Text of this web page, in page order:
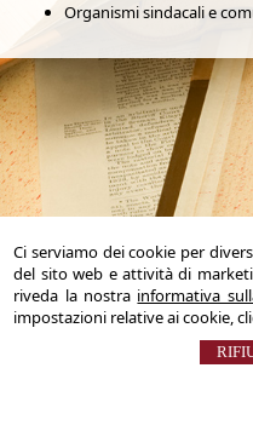
Ci serviamo dei cookie per
del sito web e attività di
riveda la nostra informativa
impostazioni relative ai cookie,
Organismi sindacali e
STUDIO NOTARILE SERGIO
Corso Re Umberto I n. 25 - 10015
Tel. 0125.641019 - Fax
© 2026 Copyright Studio Notarile